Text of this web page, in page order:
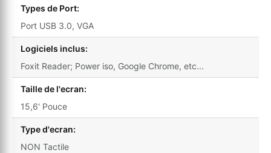
Types de Port:
Port USB 3.0, VGA
Logiciels inclus:
Foxit Reader; Power iso, Google Chrome, etc...
Taille de l'ecran:
15,6' Pouce
Type d'ecran:
NON Tactile